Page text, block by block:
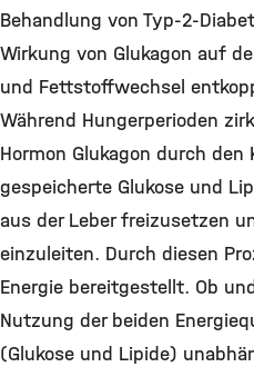
Behandlung von Typ-2-
Wirkung von Glukagon auf
und Fettstoffwechsel
Während Hungerperioden
Hormon Glukagon durch den
gespeicherte Glukose und
aus der Leber freizusetzen
einzuleiten. Durch diesen
Energie bereitgestellt. Ob
Nutzung der beiden
(Glukose und Lipide)